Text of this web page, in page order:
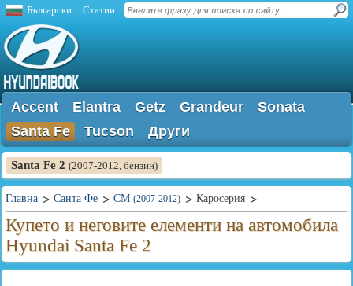
Български Статии
Accent Elantra Getz Grandeur
Sonata
Santa Fe
Tucson Други
Santa Fe 2 (2007-2012, бензин)
Главна Санта Фе CM (2007-2012) Каросерия
Купето и неговите елементи на автомобила
Hyundai Santa Fe 2